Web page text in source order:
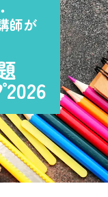
師が